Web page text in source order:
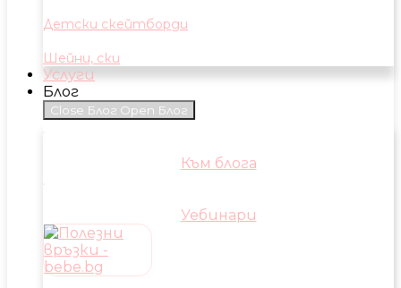
Детски скейтборди
Шейни, ски
Услуги
Блог
Close Блог Open Блог
Към блога
Уебинари